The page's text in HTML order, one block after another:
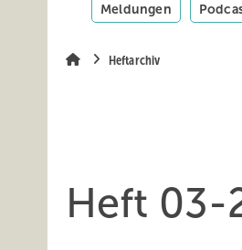
Meldungen
Heftarchiv
Heft 03-